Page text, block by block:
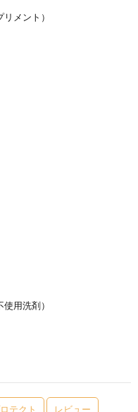
メント）
用洗剤）
テクト レビュー